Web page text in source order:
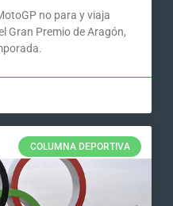
no para y viaja
Gran Premio de Aragón,
COLUMNA DEPORTIVA